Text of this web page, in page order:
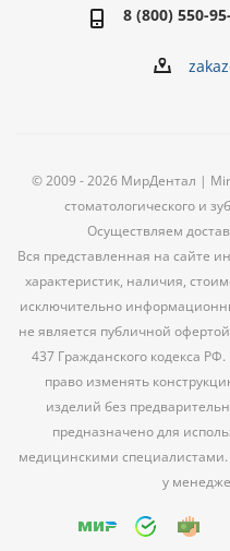
8 (800) 550-
© 2009 - 2026 МирДентал |
стоматологического и
Осуществляем
Вся представленная на сайте
характеристик, наличия,
исключительно
не является публичной
437 Гражданского кодекса
право изменять
изделий без
предназначено для
медицинскими
у